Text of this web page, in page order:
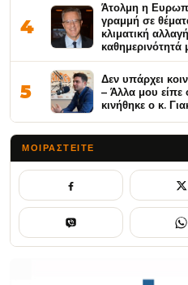
4
Άτολμη η
γραμμή σε
κλιματική
καθημερινότητά
5
Δεν υπάρχει
– Άλλα μου είπε
κινήθηκε ο κ.
ΜΟΙΡΑΣΤΕΊΤΕ